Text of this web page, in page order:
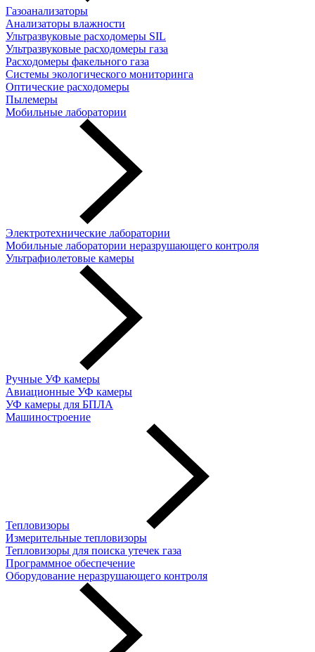
Газоанализаторы
Анализаторы влажности
Ультразвуковые расходомеры SIL
Ультразвуковые расходомеры газа
Расходомеры факельного газа
Системы экологического мониторинга
Оптические расходомеры
Пылемеры
Мобильные лаборатории
Электротехнические лаборатории
Мобильные лаборатории неразрушающего контроля
Ультрафиолетовые камеры
Ручные УФ камеры
Авиационные УФ камеры
УФ камеры для БПЛА
Машиностроение
Тепловизоры
Измерительные тепловизоры
Тепловизоры для поиска утечек газа
Программное обеспечение
Оборудование неразрушающего контроля